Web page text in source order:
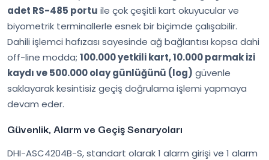
adet RS-485 portu ile çok çeşitli kart okuyucular ve
biyometrik terminallerle esnek bir biçimde çalışabilir.
Dahili işlemci hafızası sayesinde ağ bağlantısı kopsa dahi
off-line modda; 100.000 yetkili kart, 10.000 parmak izi
kaydı ve 500.000 olay günlüğünü (log) güvenle
saklayarak kesintisiz geçiş doğrulama işlemi yapmaya
devam eder.
Güvenlik, Alarm ve Geçiş Senaryoları
DHI-ASC4204B-S, standart olarak 1 alarm girişi ve 1 alarm